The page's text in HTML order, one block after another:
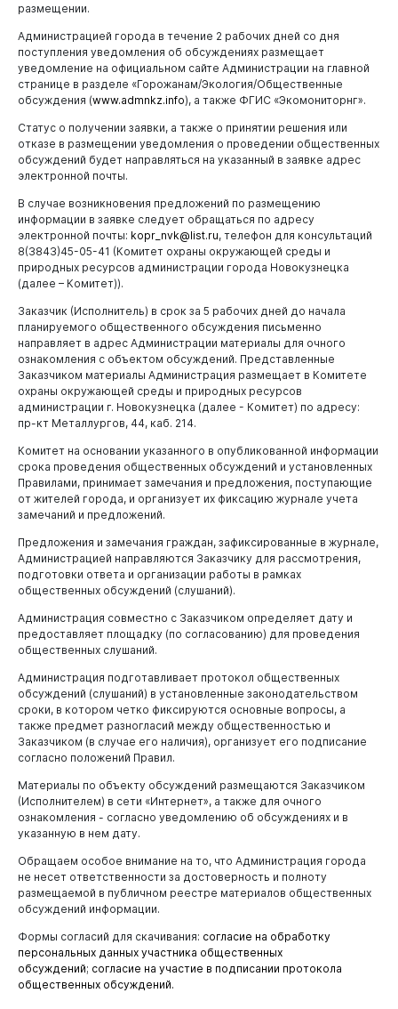
Бизнесу
Документы
Виртуальнаяприемная
Администрация Куйбышевского района
Администрация Орджоникидзевского района
Администрация Новоильинского района
размещении.
Администрацией города в течение 2 рабочих дней со дня
поступления уведомления об обсуждениях размещает
уведомление на официальном сайте Администрации на главной
странице в разделе «Горожанам/Экология/Общественные
обсуждения (www.admnkz.info), а также ФГИС «Экомониторнг».
Статус о получении заявки, а также о принятии решения или
отказе в размещении уведомления о проведении общественных
обсуждений будет направляться на указанный в заявке адрес
электронной почты.
В случае возникновения предложений по размещению
информации в заявке следует обращаться по адресу
электронной почты: kopr_nvk@list.ru, телефон для консультаций
8(3843)45-05-41 (Комитет охраны окружающей среды и
природных ресурсов администрации города Новокузнецка
(далее – Комитет)).
Заказчик (Исполнитель) в срок за 5 рабочих дней до начала
планируемого общественного обсуждения письменно
направляет в адрес Администрации материалы для очного
ознакомления с объектом обсуждений. Представленные
Заказчиком материалы Администрация размещает в Комитете
охраны окружающей среды и природных ресурсов
администрации г. Новокузнецка (далее - Комитет) по адресу:
пр-кт Металлургов, 44, каб. 214.
Комитет на основании указанного в опубликованной информации
срока проведения общественных обсуждений и установленных
Правилами, принимает замечания и предложения, поступающие
от жителей города, и организует их фиксацию журнале учета
замечаний и предложений.
Предложения и замечания граждан, зафиксированные в журнале,
Администрацией направляются Заказчику для рассмотрения,
подготовки ответа и организации работы в рамках
общественных обсуждений (слушаний).
Администрация совместно с Заказчиком определяет дату и
предоставляет площадку (по согласованию) для проведения
общественных слушаний.
Администрация подготавливает протокол общественных
обсуждений (слушаний) в установленные законодательством
сроки, в котором четко фиксируются основные вопросы, а
также предмет разногласий между общественностью и
Заказчиком (в случае его наличия), организует его подписание
согласно положений Правил.
Материалы по объекту обсуждений размещаются Заказчиком
(Исполнителем) в сети «Интернет», а также для очного
ознакомления - согласно уведомлению об обсуждениях и в
указанную в нем дату.
Обращаем особое внимание на то, что Администрация города
не несет ответственности за достоверность и полноту
размещаемой в публичном реестре материалов общественных
обсуждений информации.
Формы согласий для скачивания: согласие на обработку
персональных данных участника общественных
обсуждений; согласие на участие в подписании протокола
общественных обсуждений.